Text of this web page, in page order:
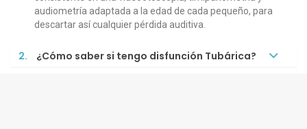
audiometría adaptada a la edad de cada pequeño, para
descartar así cualquier pérdida auditiva.
2. ¿Cómo saber si tengo disfunción Tubárica?